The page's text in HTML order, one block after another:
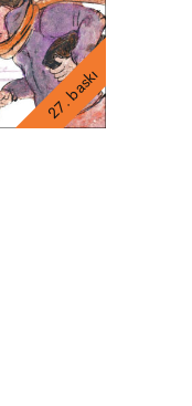
27. baskı